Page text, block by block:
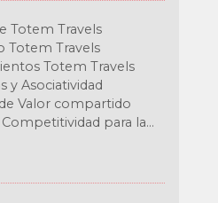
Totem Travels
Totem Travels
Totem Travels
y Asociatividad
Valor compartido
para la